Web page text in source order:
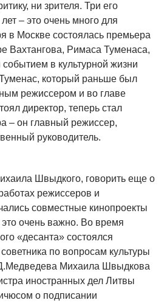
ни зрителя. Три его
– это очень много для
в Москве состоялась премьера
Вахтангова, Римаса Туменаса,
в культурной жизни
который раньше был
режиссером и во главе
директор, теперь стал
– он главный режиссер,
руководитель.
Швыдкого, говорить еще о
режиссеров и
совместные кинопроекты
очень важно. Во время
«десанта» состоялся
по вопросам культуры
Михаила Швыдкова
иностранных дел Литвы
о подписании